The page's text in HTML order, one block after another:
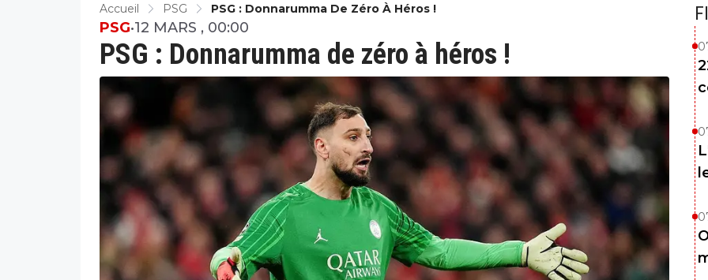
Accueil PSG PSG : Donnarumma De Zéro À Héros !
PSG : Donnarumma de zéro à héros !
PSG•12 MARS , 00:00